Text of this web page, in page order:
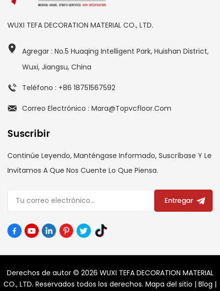
WUXI TEFA DECORATION MATERIAL CO., LTD.
Agregar : No.5 Huaqing Intelligent Park, Huishan District,
Wuxi, Jiangsu, China
Teléfono : +86 18751567592
Correo Electrónico : Mara@topvcfloor.com
Suscribir
Continúe Leyendo, Manténgase Informado, Suscríbase Y Le
Invitamos A Que Nos Cuente Lo Que Piensa.
Entregar
Derechos de autor © 2026 WUXI TEFA DECORATION MATERIAL
CO., LTD. Reservados todos los derechos. Mapa del sitio | Blog |